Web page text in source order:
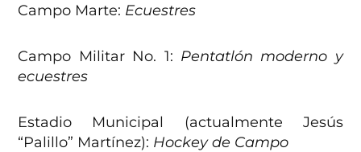
Campo Marte: Ecuestres
Campo Militar No. 1: Pentatlón moderno y
ecuestres
Estadio Municipal (actualmente Jesús
“Palillo” Martínez): Hockey de Campo